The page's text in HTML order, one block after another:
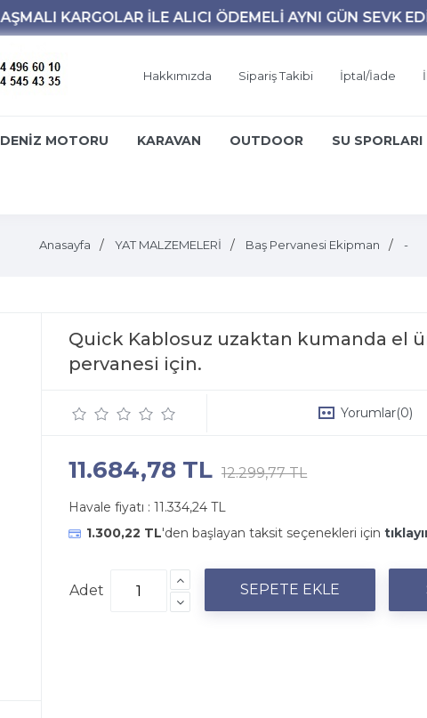
Hakkımızda Sipariş Takibi İptal/İade
DENİZ MOTORU KARAVAN OUTDOOR SU SPORLARI
Anasayfa YAT MALZEMELERİ Baş Pervanesi Ekipman -
Quick Kablosuz uzaktan kumanda el
pervanesi için.
Yorumlar(0)
11.684,78 TL 12.299,77 TL
Havale fiyatı : 11.334,24 TL
1.300,22 TL'den başlayan taksit seçenekleri için
Adet